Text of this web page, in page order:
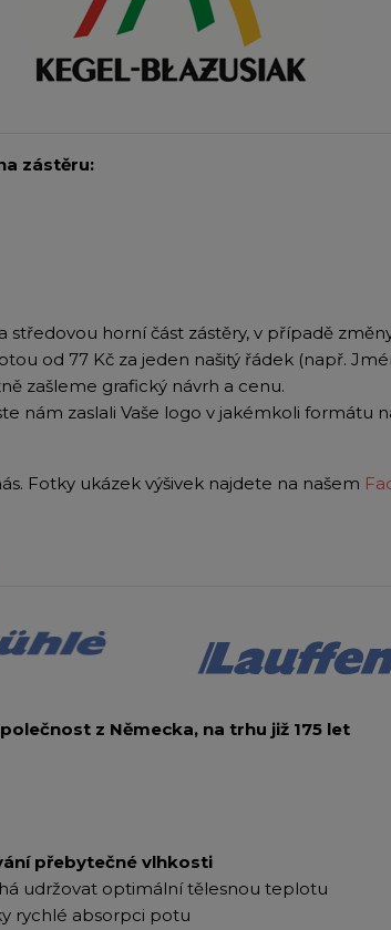
zástěru:
středovou horní část zástěry, v případě
od 77 Kč za jeden našitý řádek (např.
zašleme grafický návrh a cenu.
nám zaslali Vaše logo v jakémkoli formátu
Fotky ukázek výšivek najdete na našem
z Německa, na trhu již 175 let
přebytečné vlhkosti
udržovat optimální tělesnou teplotu
rychlé absorpci potu